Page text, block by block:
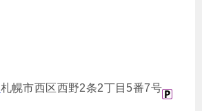
札幌市西区西野2条2丁目5番7号